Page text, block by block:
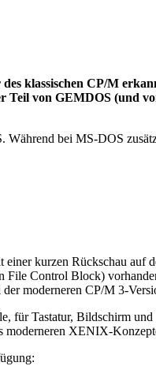
klassischen CP/M
Teil von GEMDOS
bei MS-DOS
kurzen Rückschau auf
File Control Block)
moderneren CP/M 3-
für Tastatur, Bildschirm
moderneren XENIX-